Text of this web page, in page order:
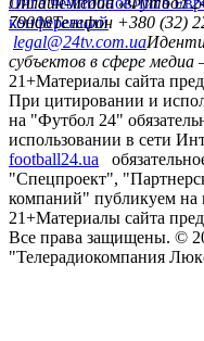
конференций
79008Телефон +380 (32)
legal@24tv.com.ua
субъектов в сфере медиа
21+Материалы сайта
При цитировании и
на "Футбол 24"
использовании в сети
football24.ua
"Спецпроект",
компаний" публикуем на
21+Материалы сайта
Все права защищены. ©
"Телерадиокомпания